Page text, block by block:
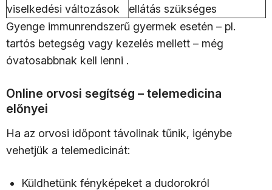
viselkedési változások
ellátás szükséges
Gyenge immunrendszerű gyermek esetén – pl.
tartós betegség vagy kezelés mellett – még
óvatosabbnak kell lenni .
Online orvosi segítség – telemedicina
előnyei
Ha az orvosi időpont távolinak tűnik, igénybe
vehetjük a telemedicinát:
Küldhetünk fényképeket a dudorokról